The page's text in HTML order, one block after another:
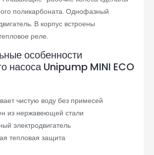
поликарбоната. Однофазный
В корпус встроены
реле.
особенности
насоса Unipump MINI ECO
чистую воду без примесей
из нержавеющей стали
электродвигатель
тепловая защита